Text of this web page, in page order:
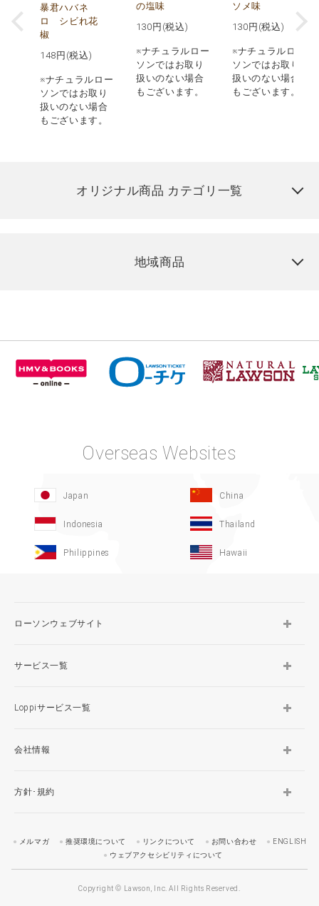
暴君ハバネ
ロ シビれ花
椒
148 円(税込)
※ナチュラルロー
ソンではお取り
扱いのない場合
もございます。
の塩味
130 円(税込)
※ナチュラルロー
ソンではお取り
扱いのない場合
もございます。
ソメ味
130 円(税込)
※ナチュラルロー
ソンではお取り
扱いのない場合
もございます。
オリジナル商品 カテゴリ一覧
地域商品
Overseas Websites
Japan China
Indonesia Thailand
Philippines Hawaii
ローソンウェブサイト
サービス一覧
Loppiサービス一覧
会社情報
方針･規約
メルマガ 推奨環境について リンクについて お問い合わせ
ENGLISH
ウェブアクセシビリティについて
Copyright © Lawson, Inc. All Rights Reserved.